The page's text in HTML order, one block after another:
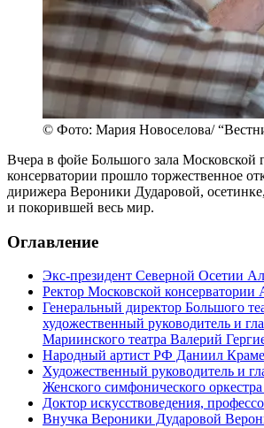
© Фото: Мария Новоселова/
Вчера в фойе Большого зала Московской
консерватории прошло торжественное
дирижера Вероники Дударовой,
и покорившей весь мир.
Оглавление
Экс-президент Северной Осетии
Ректор Московской консерватории
Генеральный директор Большого
художественный руководитель и
Мариинского театра Валерий
Народный артист РФ Даниил
Художественный руководитель и
Женского симфонического
Доктор искусствоведения,
Внучка Вероники Дударовой